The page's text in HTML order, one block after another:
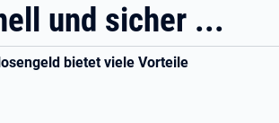
und sicher ...
bietet viele Vorteile